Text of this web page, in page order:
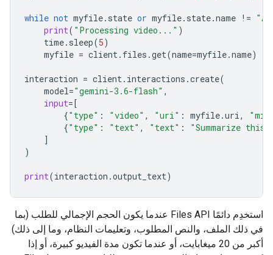
while not myfile. state or myfile. state.name !=
print( "Processing video..." )
time. sleep(5)
myfile = client. files .get(name=myfile.name)
interaction = client. interactions .create(
model="gemini-3.6-flash" ,
input=[
{"type" : "video" , "uri" : myfile.uri,
{"type" : "text" , "text" :
"Summarize
]
)
print(interaction .output_text)
استخدِم دائمًا Files API عندما يكون الحجم الإجمالي للطلب (بما
في ذلك الملف، والنص المطلوب، وتعليمات النظام، وما إلى ذلك)
أكبر من 20 ميغابايت، أو عندما تكون مدة الفيديو كبيرة، أو إذا